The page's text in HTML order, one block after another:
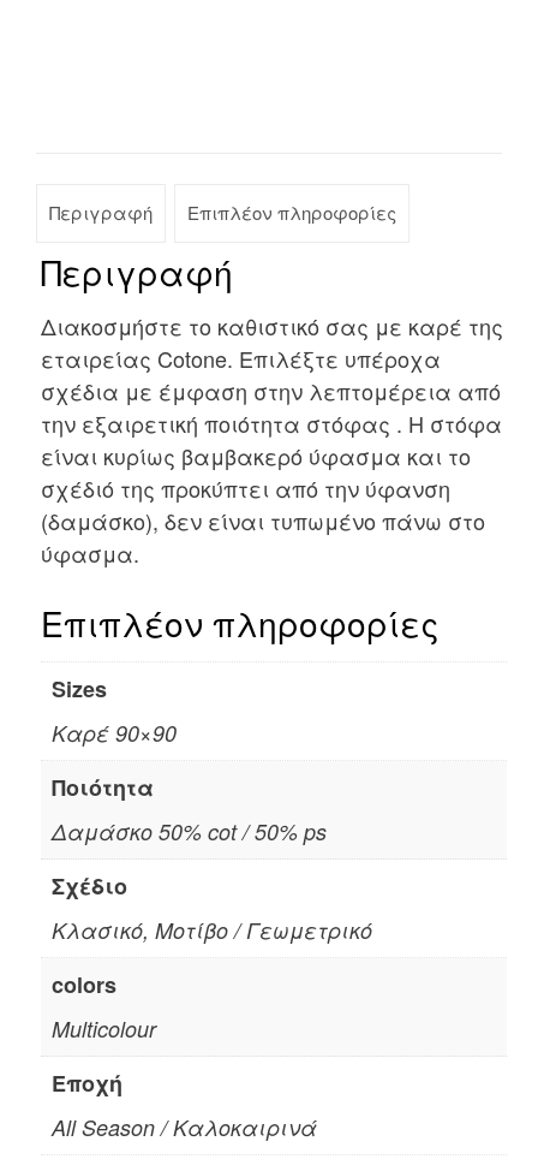
Περιγραφή Επιπλέον πληροφορίες
Περιγραφή
Διακοσμήστε το καθιστικό σας με καρέ της
εταιρείας Cotone. Επιλέξτε υπέροχα
σχέδια με έμφαση στην λεπτομέρεια από
την εξαιρετική ποιότητα στόφας . Η στόφα
είναι κυρίως βαμβακερό ύφασμα και το
σχέδιό της προκύπτει από την ύφανση
(δαμάσκο), δεν είναι τυπωμένο πάνω στο
ύφασμα.
Επιπλέον πληροφορίες
Sizes
Καρέ 90×90
Ποιότητα
Δαμάσκο 50% cot / 50% ps
Σχέδιο
Κλασικό, Μοτίβο / Γεωμετρικό
colors
Multicolour
Εποχή
All Season / Καλοκαιρινά